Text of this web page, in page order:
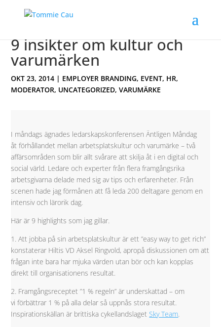
9 insikter om kultur och
varumärken
OKT 23, 2014 | EMPLOYER BRANDING, EVENT, HR,
MODERATOR, UNCATEGORIZED,VARUMÄRKE
I måndags ägnades ledarskapskonferensen Äntligen Måndag
åt förhållandet mellan arbetsplatskultur och varumärke – två
affärsområden som blir allt svårare att skilja åt i en digital och
social värld. Ledare och experter från flera framgångsrika
arbetsgivarna delade med sig av tips och erfarenheter. Från
scenen hade jag förmånen att få leda 200 deltagare genom en
intensiv och lärorik dag.
Här är 9 highlights som jag gillar.
1. Att jobba på sin arbetsplatskultur är ett ”easy way to get rich”
konstaterar Hiltis VD Aksel Ringvold, apropå diskussionen om att
frågan inte bara har mjuka värden utan bör och kan kopplas
direkt till organisationens resultat.
2. Framgångsreceptet ”1 % regeln” är underskattad – om
vi förbättrar 1 % på alla delar så uppnås stora resultat.
Inspirationskällan är brittiska cykellandslagetSky Team.